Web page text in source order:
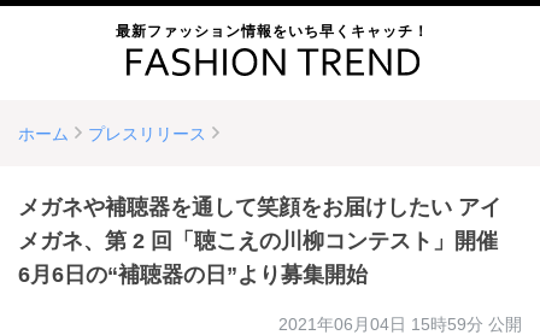
最新ファッション情報をいち早くキャッチ！
ホーム プレスリリース
メガネや補聴器を通して笑顔をお届けしたい アイ
メガネ、第 2 回「聴こえの川柳コンテスト」開催
6月6日の“補聴器の日”より募集開始
2021年06月04日 15時59分 公開